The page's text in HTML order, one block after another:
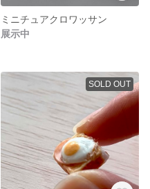
ミニチュアクロワッサン
展示中
SOLD OUT